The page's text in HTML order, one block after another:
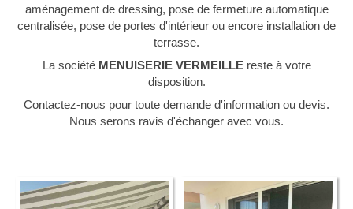
aménagement de dressing, pose de fermeture automatique
centralisée, pose de portes d'intérieur ou encore installation de
terrasse.
La société MENUISERIE VERMEILLEreste à votre
disposition.
Contactez-nous pour toute demande d'information ou devis.
Nous serons ravis d'échanger avec vous.